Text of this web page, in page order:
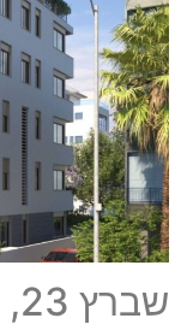
שברץ 23, רעננה